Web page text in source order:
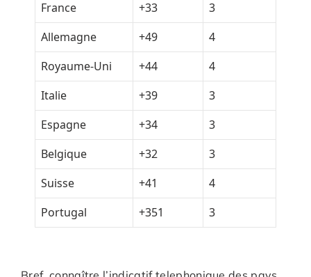
France +33
3
Allemagne
+49
4
Royaume-Uni
+44
4
Italie
+39
3
Espagne
+34
3
Belgique
+32
3
Suisse
+41
4
Portugal
+351 3